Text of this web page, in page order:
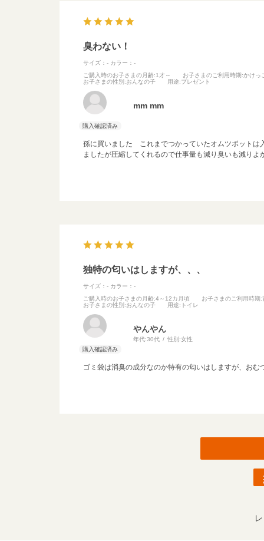
臭わない！
サイズ：- カラー：-
ご購入時のお子さまの月齢:1才～ お子さまのご利用時期:かけっ
お子さまの性別 :おんなの子 用途:プレゼント
mm mm
孫に買いました これまでつかっていたオムツポットは
ましたが圧縮してくれるので仕事量も減り臭いも減りよ
独特の匂いはしますが、、、
サイズ：- カラー：-
ご購入時のお子さまの月齢:4～12カ月頃 お子さまのご利用時期:
お子さまの性別 :おんなの子 用途:トイレ
やんやん
年代:30代 性別:女性
ゴミ袋は消臭の成分なのか特有の匂いはしますが、お